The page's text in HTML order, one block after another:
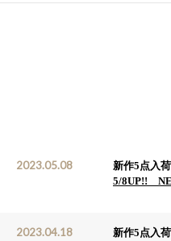
2023.05.08
新作5点入
5/8UP!!
2023.04.18
新作5点入